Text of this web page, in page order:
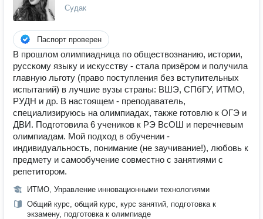
Судак
Паспорт проверен
В прошлом олимпиадница по обществознанию, истории,
русскому языку и искусству - стала призёром и получила
главную льготу (право поступления без вступительных
испытаний) в лучшие вузы страны: ВШЭ, СПбГУ, ИТМО,
РУДН и др. В настоящем - преподаватель,
специализируюсь на олимпиадах, также готовлю к ОГЭ и
ДВИ. Подготовила 6 учеников к РЭ ВсОШ и перечневым
олимпиадам. Мой подход в обучении -
индивидуальность, понимание (не заучивание!), любовь к
предмету и самообучение совместно с занятиями с
репетитором.
ИТМО, Управление инновационными технологиями
Общий курс, общий курс, курс занятий, подготовка к
экзамену, подготовка к олимпиаде